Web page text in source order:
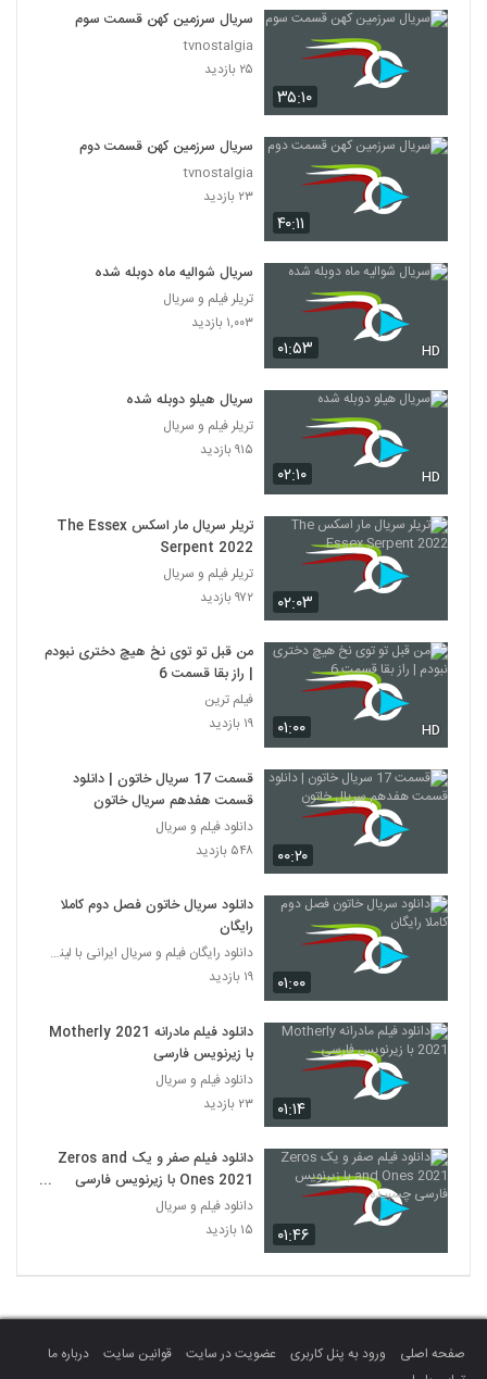
۳۵:۱۰
سریال سرزمین کهن قسمت سوم
tvnostalgia
۲۵ بازدید
۴۰:۱۱
سریال سرزمین کهن قسمت دوم
tvnostalgia
۲۳ بازدید
۰۱:۵۳ HD
سریال شوالیه ماه دوبله شده
تریلر فیلم و سریال
۱,۰۰۳ بازدید
۰۲:۱۰ HD
سریال هیلو دوبله شده
تریلر فیلم و سریال
۹۱۵ بازدید
۰۲:۰۳
تریلر سریال مار اسکس The Essex
Serpent 2022
تریلر فیلم و سریال
۹۷۲ بازدید
۰۱:۰۰ HD
من قبل تو توی نخ هیچ دختری نبودم
| راز بقا قسمت 6
فیلم ترین
۱۹ بازدید
۰۰:۲۰
قسمت 17 سریال خاتون | دانلود
قسمت هفدهم سریال خاتون
دانلود فیلم و سریال
۵۴۸ بازدید
۰۱:۰۰
دانلود سریال خاتون فصل دوم کاملا
رایگان
دانلود رایگان فیلم و سریال ایرانی با لینک مستقیم
۱۹ بازدید
۰۱:۱۴
دانلود فیلم مادرانه Motherly 2021
با زیرنویس فارسی
دانلود فیلم و سریال
۲۳ بازدید
۰۱:۴۶
دانلود فیلم صفر و یک Zeros and
Ones 2021 با زیرنویس فارسی
چسبیده
دانلود فیلم و سریال
۱۵ بازدید
صفحه اصلی ورود به پنل کاربری عضویت در سایت قوانین سایت
درباره ما